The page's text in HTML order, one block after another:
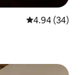
Calificación
4.94 (34)